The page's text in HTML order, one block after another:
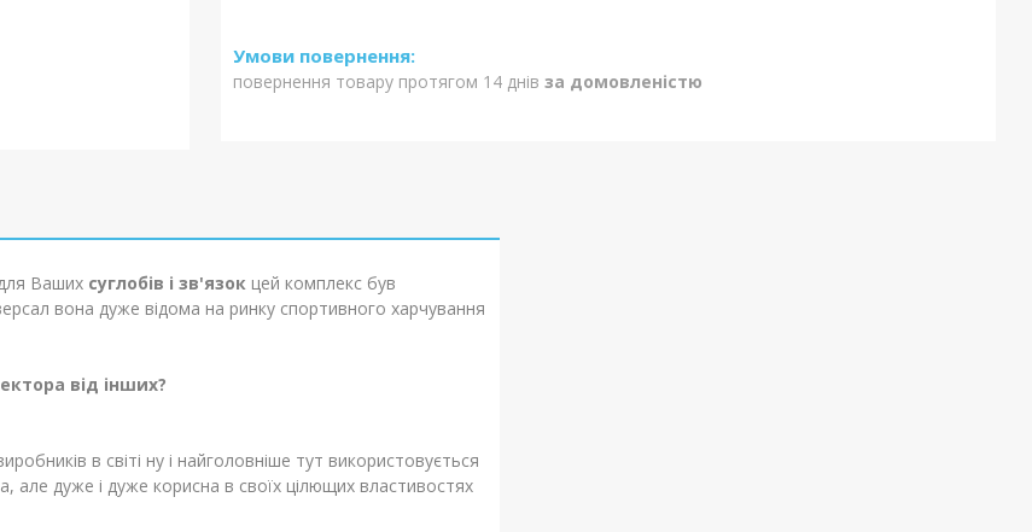
повернення товару протягом 14 днів за домовленістю
Ваших суглобів і зв'язок цей комплекс був
вона дуже відома на ринку спортивного харчування
від інших?
в світі ну і найголовніше тут використовується
але дуже і дуже корисна в своїх цілющих властивостях